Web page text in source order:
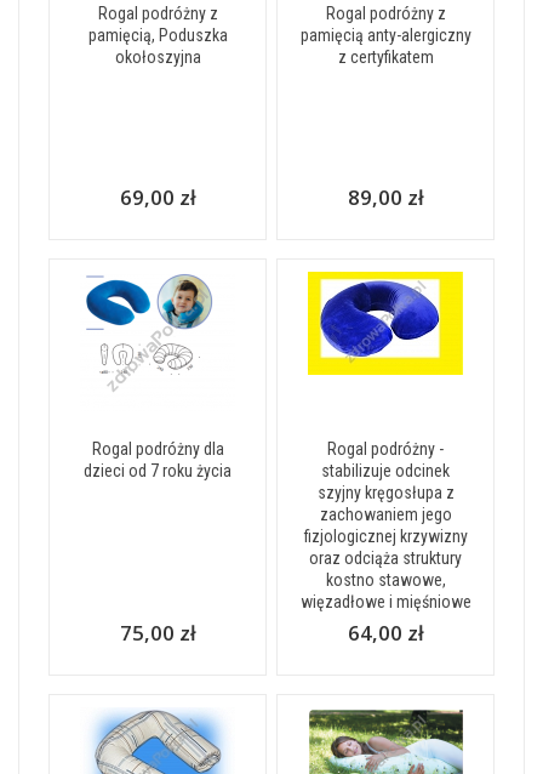
Rogal podróżny z
pamięcią, Poduszka
okołoszyjna
69,00 zł
Rogal podróżny z
pamięcią anty-alergiczny
z certyfikatem
89,00 zł
Rogal podróżny dla
dzieci od 7 roku życia
75,00 zł
Rogal podróżny -
stabilizuje odcinek
szyjny kręgosłupa z
zachowaniem jego
fizjologicznej krzywizny
oraz odciąża struktury
kostno stawowe,
więzadłowe i mięśniowe
64,00 zł